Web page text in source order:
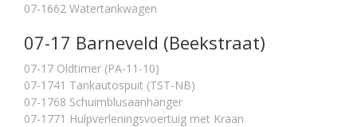
07-1662 Watertankwagen
07-17 Barneveld (Beekstraat)
07-17 Oldtimer (PA-11-10)
07-1741 Tankautospuit (TST-NB)
07-1768 Schuimblusaanhanger
07-1771 Hulpverleningsvoertuig met Kraan